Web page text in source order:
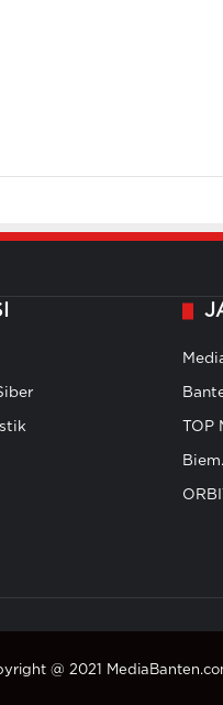
TOP
@ 2021